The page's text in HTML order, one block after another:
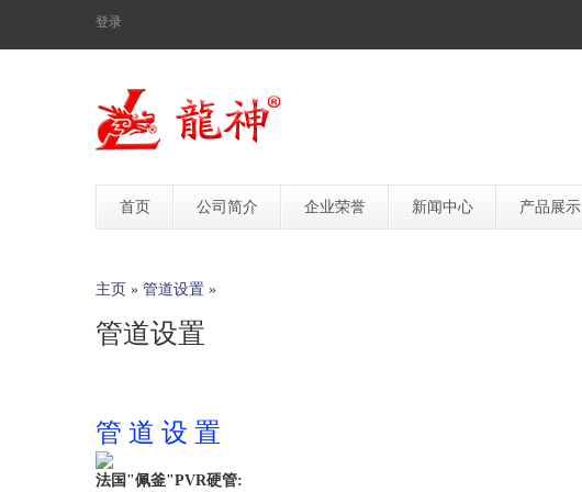
登录
首页 公司简介 企业荣誉 新闻中心 产品展示
主页 » 管道设置 »
管道设置
管 道 设 置
法国"佩釜"PVR硬管: